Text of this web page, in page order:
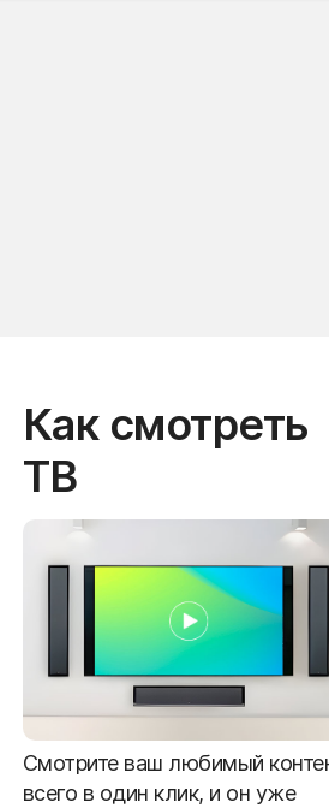
Как смотреть
ТВ
Смотрите ваш любимый
всего в один клик, и он уже